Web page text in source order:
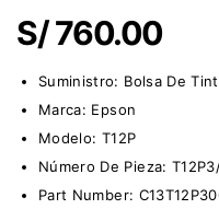
S/760.00
Suministro: Bolsa De
Marca: Epson
Modelo: T12P
Número De Pieza:
Part Number: